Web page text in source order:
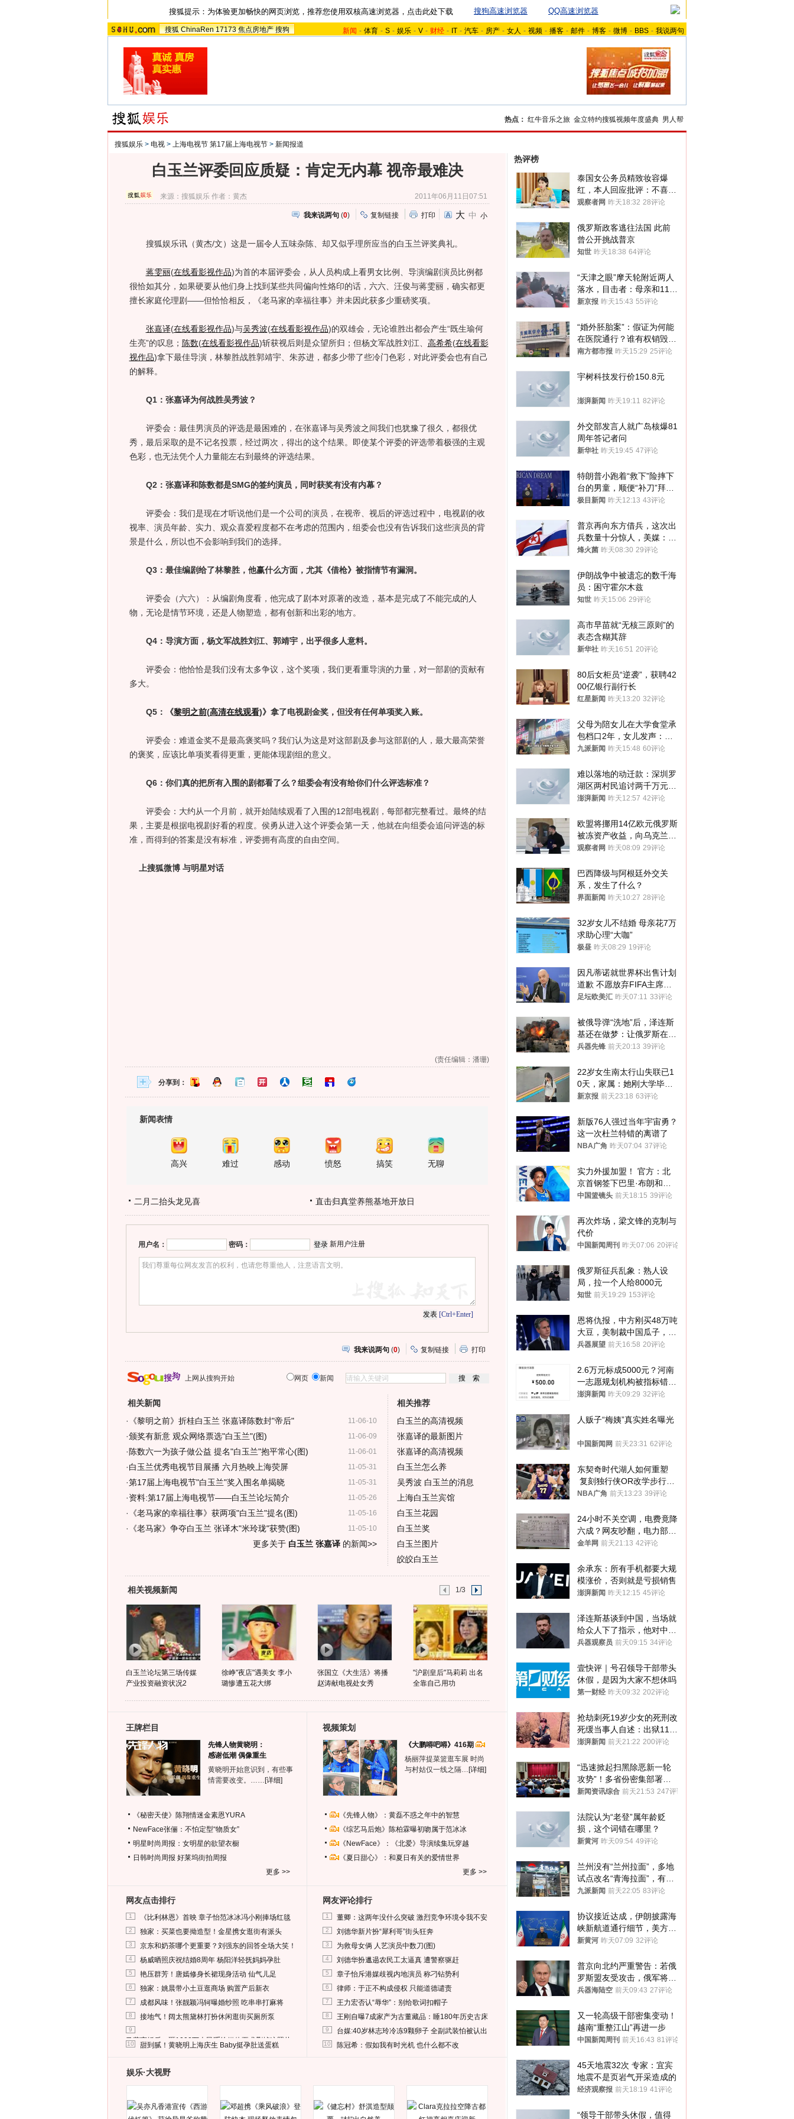
搜狐提示：为体验更加畅快的网页浏览，推荐您使用双核高速浏览器，点击此处下载 搜狗高速浏览器 QQ高速浏览器
搜狐 ChinaRen 17173 焦点房地产 搜狗 新闻 - 体育 - S - 娱乐 - V - 财经 - IT - 汽车 - 房产 - 女人 - 视频 - 播客 - 邮件 - 博客 - 微博 - BBS - 我说两句
热点： 红牛音乐之旅 金立特约搜狐视频年度盛典 男人帮
搜狐娱乐 > 电视 > 上海电视节 第17届上海电视节 > 新闻报道
白玉兰评委回应质疑：肯定无内幕 视帝最难决
来源：搜狐娱乐 作者：黄杰 2011年06月11日07:51
我来说两句 (0) 复制链接 打印 大 中 小
搜狐娱乐讯（黄杰/文）这是一届令人五味杂陈、却又似乎理所应当的白玉兰评奖典礼。
蒋雯丽(在线看影视作品)为首的本届评委会，从人员构成上看男女比例、导演编剧演员比例都
很恰如其分，如果硬要从他们身上找到某些共同偏向性烙印的话，六六、汪俊与蒋雯丽，确实都更
擅长家庭伦理剧——但恰恰相反，《老马家的幸福往事》并未因此获多少重磅奖项。
张嘉译(在线看影视作品)与吴秀波(在线看影视作品)的双雄会，无论谁胜出都会产生“既生瑜何
生亮”的叹息； 陈数(在线看影视作品)斩获视后则是众望所归；但杨文军战胜刘江、 高希希(在线看影
视作品)拿下最佳导演，林黎胜战胜郭靖宇、朱苏进，都多少带了些冷门色彩，对此评委会也有自己
的解释。
Q1：张嘉译为何战胜吴秀波？
评委会：最佳男演员的评选是最困难的，在张嘉译与吴秀波之间我们也犹豫了很久，都很优
秀，最后采取的是不记名投票，经过两次，得出的这个结果。即使某个评委的评选带着极强的主观
色彩，也无法凭个人力量能左右到最终的评选结果。
Q2：张嘉译和陈数都是SMG的签约演员，同时获奖有没有内幕？
评委会：我们是现在才听说他们是一个公司的演员，在视帝、视后的评选过程中，电视剧的收
视率、演员年龄、实力、观众喜爱程度都不在考虑的范围内，组委会也没有告诉我们这些演员的背
景是什么，所以也不会影响到我们的选择。
Q3：最佳编剧给了林黎胜，他赢什么方面，尤其《借枪》被指情节有漏洞。
评委会（六六）：从编剧角度看，他完成了剧本对原著的改造，基本是完成了不能完成的人
物，无论是情节环境，还是人物塑造，都有创新和出彩的地方。
Q4：导演方面，杨文军战胜刘江、郭靖宇，出乎很多人意料。
评委会：他恰恰是我们没有太多争议，这个奖项，我们更看重导演的力量，对一部剧的贡献有
多大。
Q5：《黎明之前(高清在线观看)》拿了电视剧金奖，但没有任何单项奖入账。
评委会：难道金奖不是最高褒奖吗？我们认为这是对这部剧及参与这部剧的人，最大最高荣誉
的褒奖，应该比单项奖看得更重，更能体现剧组的意义。
Q6：你们真的把所有入围的剧都看了么？组委会有没有给你们什么评选标准？
评委会：大约从一个月前，就开始陆续观看了入围的12部电视剧，每部都完整看过。最终的结
果，主要是根据电视剧好看的程度。侯勇从进入这个评委会第一天，他就在向组委会追问评选的标
准，而得到的答案是没有标准，评委拥有高度的自由空间。
上搜狐微博 与明星对话
(责任编辑：潘珊)
分享到：
新闻表情
高兴 难过 感动 愤怒 搞笑 无聊
二月二抬头龙见喜 直击归真堂养熊基地开放日
用户名： 密码： 新用户注册
[Ctrl+Enter]
我来说两句 (0) 复制链接 打印
上网从搜狗开始 网页 新闻
相关新闻
11-06-10
· 《黎明之前》折桂白玉兰 张嘉译陈数封"帝后"
11-06-09
·颁奖有新意 观众网络票选"白玉兰"(图)
11-06-01
· 陈数六一为孩子做公益 提名"白玉兰"抱平常心(图)
11-05-31
·白玉兰优秀电视节目展播 六月热映上海荧屏
11-05-31
·第17届上海电视节"白玉兰"奖入围名单揭晓
11-05-26
·资料:第17届上海电视节——白玉兰论坛简介
11-05-16
· 《老马家的幸福往事》获两项"白玉兰"提名(图)
11-05-10
· 《老马家》争夺白玉兰 张译木"米玲珑"获赞(图)
更多关于 白玉兰 张嘉译的新闻>>
相关推荐
白玉兰的高清视频
张嘉译的最新图片
张嘉译的高清视频
白玉兰怎么养
吴秀波 白玉兰的消息
上海白玉兰宾馆
白玉兰花园
白玉兰奖
白玉兰图片
皎皎白玉兰
相关视频新闻 1/3
白玉兰论坛第三场传媒
产业投资融资状况2
徐峥"夜店"遇美女 李小
璐惨遭五花大绑
张国立《大生活》将播
赵涛献电视处女秀
"沪剧皇后"马莉莉 出名
全靠自己用功
王牌栏目
先锋人物黄晓明：
感谢低潮 偶像重生
黄晓明开始意识到，有些事
情需要改变。…… [详细]
《秘密天使》陈翔情迷金素恩YURA
NewFace张俪：不怕定型“物质女”
明星时尚周报：女明星的欲望衣橱
日韩时尚周报 好莱坞街拍周报
更多 >>
视频策划
《大鹏嘚吧嘚》416期
杨丽萍提菜篮逛车展 时尚
与村姑仅一线之隔… [详细]
《先锋人物》：黄磊不惑之年中的智慧
《综艺马后炮》陈柏霖曝初吻属于范冰冰
《NewFace》：《北爱》导演续集玩穿越
《夏日甜心》：和夏日有关的爱情世界
更多 >>
网友点击排行
1 《比利林恩》首映 章子怡范冰冰冯小刚捧场红毯
2 独家：买菜也要拗造型！金星携女逛街有派头
3 京东和奶茶哪个更重要？刘强东的回答全场大笑！
4 杨威晒照庆祝结婚8周年 杨阳洋轻抚妈妈孕肚
5 艳压群芳！唐嫣修身长裙现身活动 仙气儿足
6 独家：姚晨带小土豆逛商场 购置产后新衣
7 成都风味！张靓颖冯轲曝婚纱照 吃串串打麻将
8 接地气！阔太熊黛林打扮休闲逛街买厕所泵
9
马蓉离婚后，砸1000万人民币给媒体要求删掉这照片
10 甜到腻！黄晓明上海庆生 Baby挺孕肚送蛋糕
网友评论排行
1 董卿：这两年没什么突破 激烈竞争环境令我不安
2 刘德华新片扮“犀利哥”街头狂奔
3 为救母女俩 人艺演员中数刀(图)
4 刘德华扮邋遢农民工太逼真 遭警察驱赶
5 章子怡斥港媒歧视内地演员 称刁钻势利
6 律师：于正不构成侵权 只能道德谴责
7 王力宏否认“辱华”：别给歌词扣帽子
8 王刚自曝7成家产为古董藏品：睡180年历史古床
9 台媒:40岁林志玲冷冻9颗卵子 全副武装怕被认出
10 陈冠希：假如我有时光机 也什么都不改
娱乐·大视野
热评榜
泰国女公务员精致妆容爆
红，本人回应批评：不喜欢
就别看
观察者网 昨天18:32 28评论
俄罗斯政客逃往法国 此前
曾公开挑战普京
知世 昨天18:38 64评论
“天津之眼”摩天轮附近两人
落水，目击者：母亲和11岁
儿子先后被打捞上岸
新京报 昨天15:43 55评论
“婚外胚胎案”：假证为何能
在医院通行？谁有权销毁胚
胎？
南方都市报 昨天15:29 25评论
宇树科技发行价150.8元
澎湃新闻 昨天19:11 82评论
外交部发言人就广岛核爆81
周年答记者问
新华社 昨天19:45 47评论
特朗普小跑着“救下”险摔下
台的男童，顺便“补刀”拜
登：“我可不想他像拜登一
极目新闻 昨天12:13 43评论
普京再向东方借兵，这次出
兵数量十分惊人，美媒：俄
朝要动真格？
烽火菌 昨天08:30 29评论
伊朗战争中被遗忘的数千海
员：困守霍尔木兹
知世 昨天15:06 29评论
高市早苗就“无核三原则”的
表态含糊其辞
新华社 昨天16:51 20评论
80后女柜员“逆袭”，获聘42
00亿银行副行长
红星新闻 昨天13:20 32评论
父母为陪女儿在大学食堂承
包档口2年，女儿发声：初
衷是为了陪伴，毕业后将不
九派新闻 昨天15:48 60评论
难以落地的动迁款：深圳罗
湖区两村民追讨两千万元动
迁款八年未果
澎湃新闻 昨天12:57 42评论
欧盟将挪用14亿欧元俄罗斯
被冻资产收益，向乌克兰提
供援助
观察者网 昨天08:09 29评论
巴西降级与阿根廷外交关
系，发生了什么？
界面新闻 昨天10:27 28评论
32岁女儿不结婚 母亲花7万
求助心理“大咖”
极昼 昨天08:29 19评论
因凡蒂诺就世界杯出售计划
道歉 不愿放弃FIFA主席职
位
足坛欧美汇 昨天07:11 33评论
被俄导弹“洗地”后，泽连斯
基还在做梦：让俄罗斯在冬
季前求和？
兵器先锋 前天20:13 39评论
22岁女生南太行山失联已1
0天，家属：她刚大学毕业
想到山里旅行
新京报 前天23:18 63评论
新版76人强过当年宇宙勇？
这一次杜兰特错的离谱了
NBA广角 昨天07:04 37评论
实力外援加盟！ 官方：北
京首钢签下巴里·布朗和桑
普森
中国篮镜头 前天18:15 39评论
再次炸场，梁文锋的克制与
代价
中国新闻周刊 昨天07:06 20评论
俄罗斯征兵乱象：熟人设
局，拉一个人给8000元
知世 前天19:29 153评论
恩将仇报，中方刚买48万吨
大豆，美制裁中国瓜子，布
林肯措辞变了
兵器展望 前天16:58 20评论
2.6万元标成5000元？河南
一志愿规划机构被指标错学
费致考生复读
澎湃新闻 昨天09:29 32评论
人贩子“梅姨”真实姓名曝光
中国新闻网 前天23:31 62评论
东契奇时代湖人如何重塑
复刻独行侠OR改学步行
者？
NBA广角 前天13:23 39评论
24小时不关空调，电费竟降
六成？网友吵翻，电力部门
回应→
金羊网 前天21:13 42评论
余承东：所有手机都要大规
模涨价，否则就是亏损销售
澎湃新闻 昨天12:15 45评论
泽连斯基谈到中国，当场就
给众人下了指示，他对中国
和中乌关系，显然又有了新
兵器观察员 前天09:15 34评论
壹快评｜号召领导干部带头
休假，是因为大家不想休吗
第一财经 昨天09:32 202评论
抢劫刺死19岁少女的死刑改
死缓当事人自述：出狱11年
间始终刻意躲避被害人家属
澎湃新闻 前天21:22 200评论
“迅速掀起扫黑除恶新一轮
攻势”！多省份密集部署，
公布举报方式
新闻资讯综合 前天21:53 247评论
法院认为“老登”属年龄贬
损，这个词错在哪里？
新黄河 昨天09:54 49评论
兰州没有“兰州拉面”，多地
试点改名“青海拉面”，有商
家改名已两年
九派新闻 前天22:05 83评论
协议接近达成，伊朗披露海
峡新航道通行细节，美方再
提“倒计时”
新黄河 昨天07:09 32评论
普京向北约严重警告：若俄
罗斯盟友受攻击，俄军将动
用核武器保护
兵器海陆空 前天09:43 27评论
又一轮高级干部密集变动！
越南“重整江山”再进一步
中国新闻周刊 前天16:43 81评论
45天地震32次 专家：宜宾
地震不是页岩气开采造成的
经济观察报 前天18:19 41评论
“领导干部带头休假，值得